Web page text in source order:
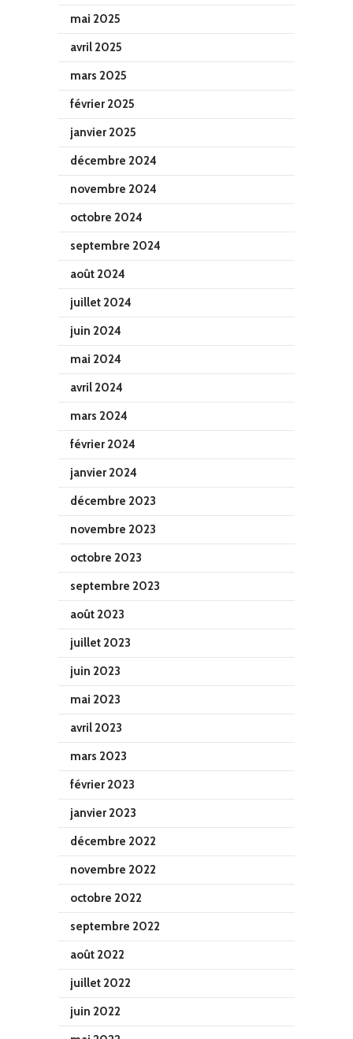
mai 2025
avril 2025
mars 2025
février 2025
janvier 2025
décembre 2024
novembre 2024
octobre 2024
septembre 2024
août 2024
juillet 2024
juin 2024
mai 2024
avril 2024
mars 2024
février 2024
janvier 2024
décembre 2023
novembre 2023
octobre 2023
septembre 2023
août 2023
juillet 2023
juin 2023
mai 2023
avril 2023
mars 2023
février 2023
janvier 2023
décembre 2022
novembre 2022
octobre 2022
septembre 2022
août 2022
juillet 2022
juin 2022